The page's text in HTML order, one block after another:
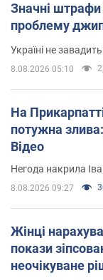
Значні штрафи
проблему
Україні не
8.08.2026 05:10
На
потужна
Відео
Негода накрила
8.08.2026 09:27
Жінці
покази
неочікуване